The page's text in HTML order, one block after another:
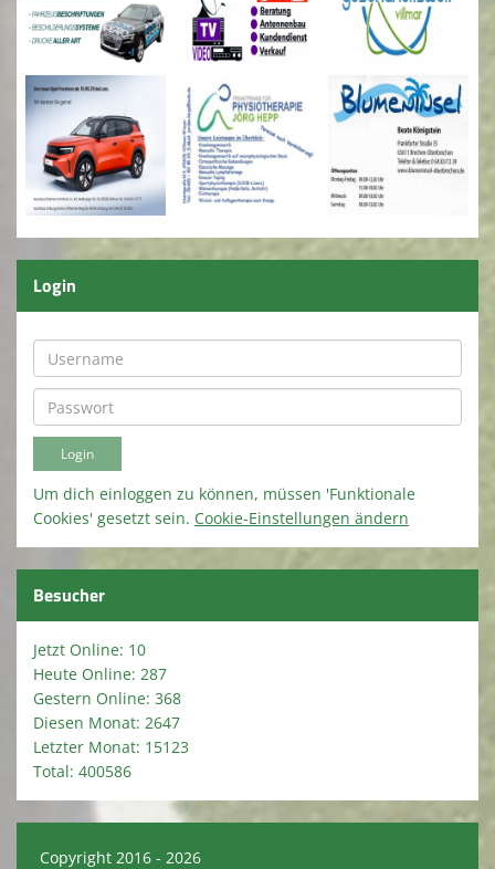
Login
Um dich einloggen zu können, müssen 'Funktionale
Cookies' gesetzt sein. Cookie-Einstellungen ändern
Besucher
Jetzt Online: 10
Heute Online: 287
Gestern Online: 368
Diesen Monat: 2647
Letzter Monat: 15123
Total: 400586
Copyright 2016 - 2026